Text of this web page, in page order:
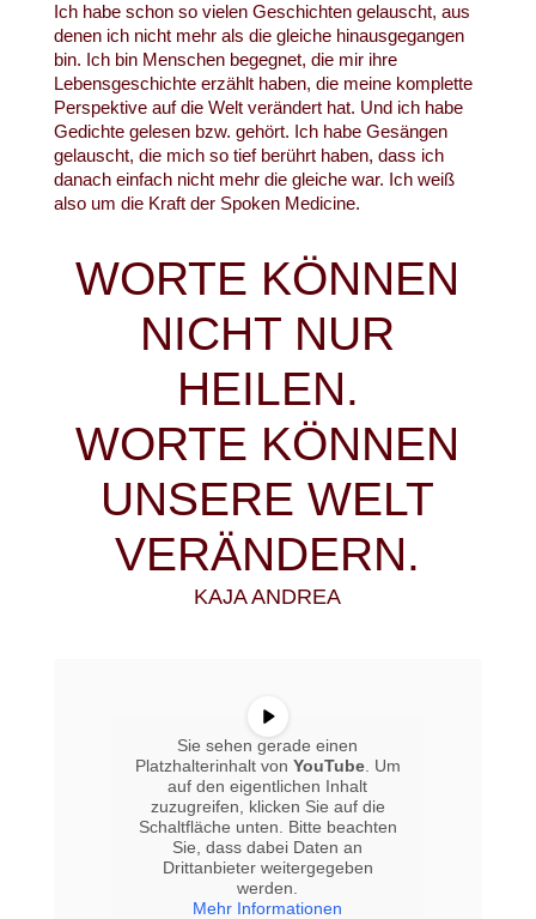
Ich habe schon so vielen Geschichten gelauscht, aus
denen ich nicht mehr als die gleiche hinausgegangen
bin. Ich bin Menschen begegnet, die mir ihre
Lebensgeschichte erzählt haben, die meine komplette
Perspektive auf die Welt verändert hat. Und ich habe
Gedichte gelesen bzw. gehört. Ich habe Gesängen
gelauscht, die mich so tief berührt haben, dass ich
danach einfach nicht mehr die gleiche war. Ich weiß
also um die Kraft der Spoken Medicine.
WORTE KÖNNEN
NICHT NUR
HEILEN.
WORTE KÖNNEN
UNSERE WELT
VERÄNDERN.
KAJA ANDREA
Sie sehen gerade einen
Platzhalterinhalt von YouTube. Um
auf den eigentlichen Inhalt
zuzugreifen, klicken Sie auf die
Schaltfläche unten. Bitte beachten
Sie, dass dabei Daten an
Drittanbieter weitergegeben
werden.
Mehr Informationen